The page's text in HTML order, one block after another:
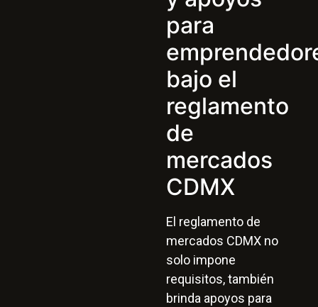
para
bajo el
reglamento
de
mercados
CDMX
El reglamento de
mercados CDMX no
solo impone
requisitos, también
brinda apoyos para